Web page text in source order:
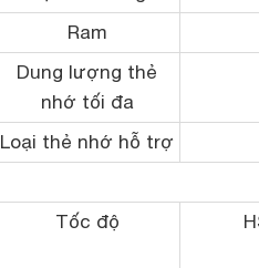
Ram
Dung lượng thẻ
nhớ tối đa
Loại thẻ nhớ hỗ trợ
Tốc độ